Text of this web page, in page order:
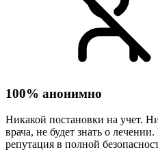
100% анонимно
Никакой постановки на учет.
врача, не будет знать о
репутация в полной